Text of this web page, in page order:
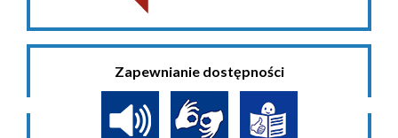
Zapewnianie dostępności